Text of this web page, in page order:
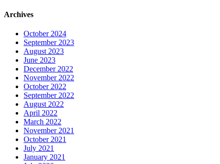
Archives
October 2024
September 2023
August 2023
June 2023
December 2022
November 2022
October 2022
September 2022
August 2022
April 2022
March 2022
November 2021
October 2021
July 2021
January 2021